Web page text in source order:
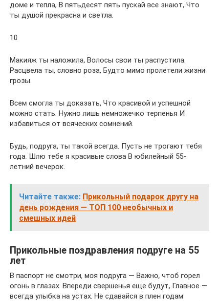
доме и тепла, В пятьдесят пять пускай все знают, Что
ты душой прекрасна и светла.
10
Макияж ты наложила, Волосы свои ты распустила.
Расцвела ты, словно роза, Будто мимо пролетели жизни
грозы.
Всем смогла ты доказать, Что красивой и успешной
можно стать. Нужно лишь немножечко терпенья И
избавиться от всяческих сомнений.
Будь, подруга, ты такой всегда. Пусть не трогают тебя
года. Шлю тебе я красивые слова В юбилейный 55-
летний вечерок.
Читайте также: Прикольный подарок другу на
день рождения — ТОП 100 необычных и
смешных идей
Прикольные поздравления подруге на 55
лет
В паспорт не смотри, моя подруга — Важно, чтоб горел
огонь в глазах. Впереди свершенья еще будут, Главное —
всегда улыбка на устах. Не сдавайся в плен годам